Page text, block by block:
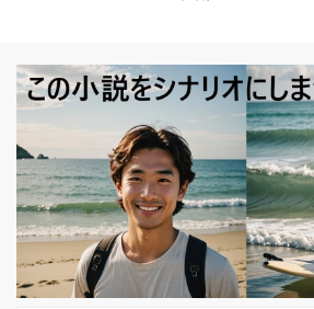
CMを数多く手掛け
哲平監督によって
“悪”となるために創
宏を演じるのは、
いジャンルで活躍
か、新木優子、吉
石研、村井國夫、